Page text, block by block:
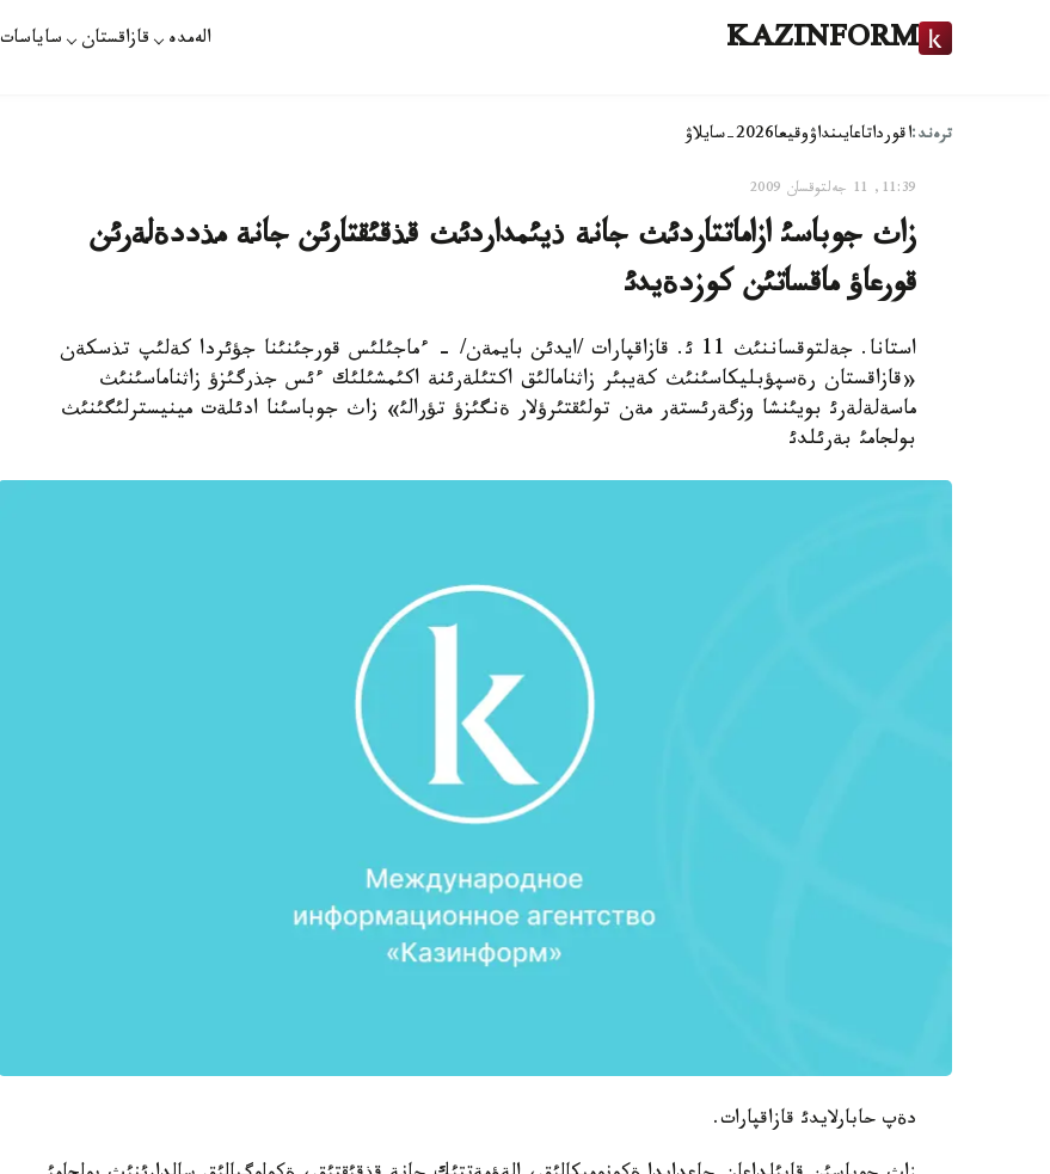
KAZINFORM الەمدە قازاقستان ساياسات
ترەند:اقورداتاعايىنداۋوقيعا2026-سايلاۋ
11:39, 11 جەلتوقسان 2009
زاث جوباسئ ازاماتتاردئث جانة ذيئمداردئث قذقئقتارئن جانة مذددةلةرئن
قورعاؤ ماقساتئن كوزدةيدئ
استانا. جةلتوقساننئث 11 ئ. قازاقپارات /ايدئن بايمةن/ - ءماجئلئس قورجئنئنا جؤئردا كةلئپ تذسكةن
«قازاقستان رةسپؤبليكاسئنئث كةيبئر زاثنامالئق اكتئلةرئنة اكئمشئلئك ءئس جذرگئزؤ زاثناماسئنئث
ماسةلةلةرئ بويئنشا وزگةرئستةر مةن تولئقتئرؤلار ةنگئزؤ تؤرالئ» زاث جوباسئنا ادئلةت مينيسترلئگئنئث
بولجامئ بةرئلدئ
دةپ حابارلايدئ قازاقپارات.